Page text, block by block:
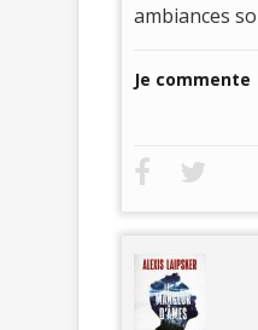
ambiances
Je commente